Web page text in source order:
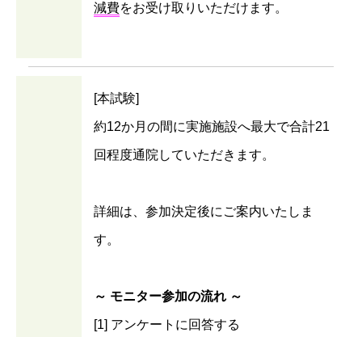
減費をお受け取りいただけます。
[本試験]
約12か月の間に実施施設へ最大で合計21
回程度通院していただきます。
詳細は、参加決定後にご案内いたしま
す。
～ モニター参加の流れ ～
[1] アンケートに回答する